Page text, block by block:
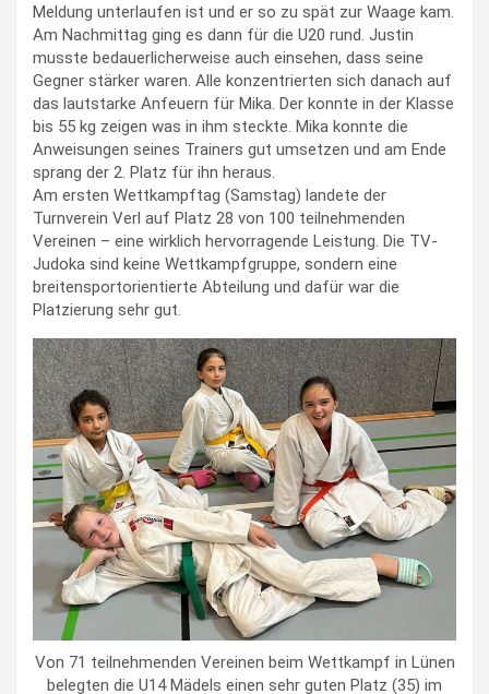
Meldung unterlaufen ist und er so zu spät zur Waage kam.
Am Nachmittag ging es dann für die U20 rund. Justin
musste bedauerlicherweise auch einsehen, dass seine
Gegner stärker waren. Alle konzentrierten sich danach auf
das lautstarke Anfeuern für Mika. Der konnte in der Klasse
bis 55 kg zeigen was in ihm steckte. Mika konnte die
Anweisungen seines Trainers gut umsetzen und am Ende
sprang der 2. Platz für ihn heraus.
Am ersten Wettkampftag (Samstag) landete der
Turnverein Verl auf Platz 28 von 100 teilnehmenden
Vereinen – eine wirklich hervorragende Leistung. Die TV-
Judoka sind keine Wettkampfgruppe, sondern eine
breitensportorientierte Abteilung und dafür war die
Platzierung sehr gut.
Von 71 teilnehmenden Vereinen beim Wettkampf in Lünen
belegten die U14 Mädels einen sehr guten Platz (35) im